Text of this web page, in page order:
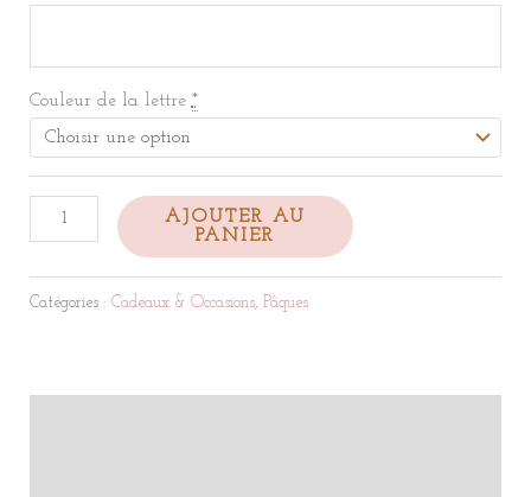
Couleur de la lettre *
AJOUTER AU
PANIER
Catégories : Cadeaux & Occasions, Pâques